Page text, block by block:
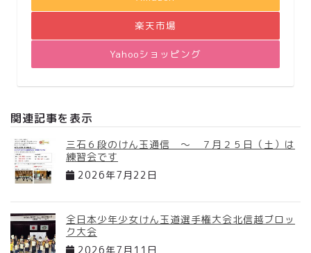
楽天市場
Yahooショッピング
関連記事を表示
三石６段のけん玉通信 ～ ７月２５日（土）は
練習会です
2026年7月22日
全日本少年少女けん玉道選手権大会北信越ブロッ
ク大会
2026年7月11日